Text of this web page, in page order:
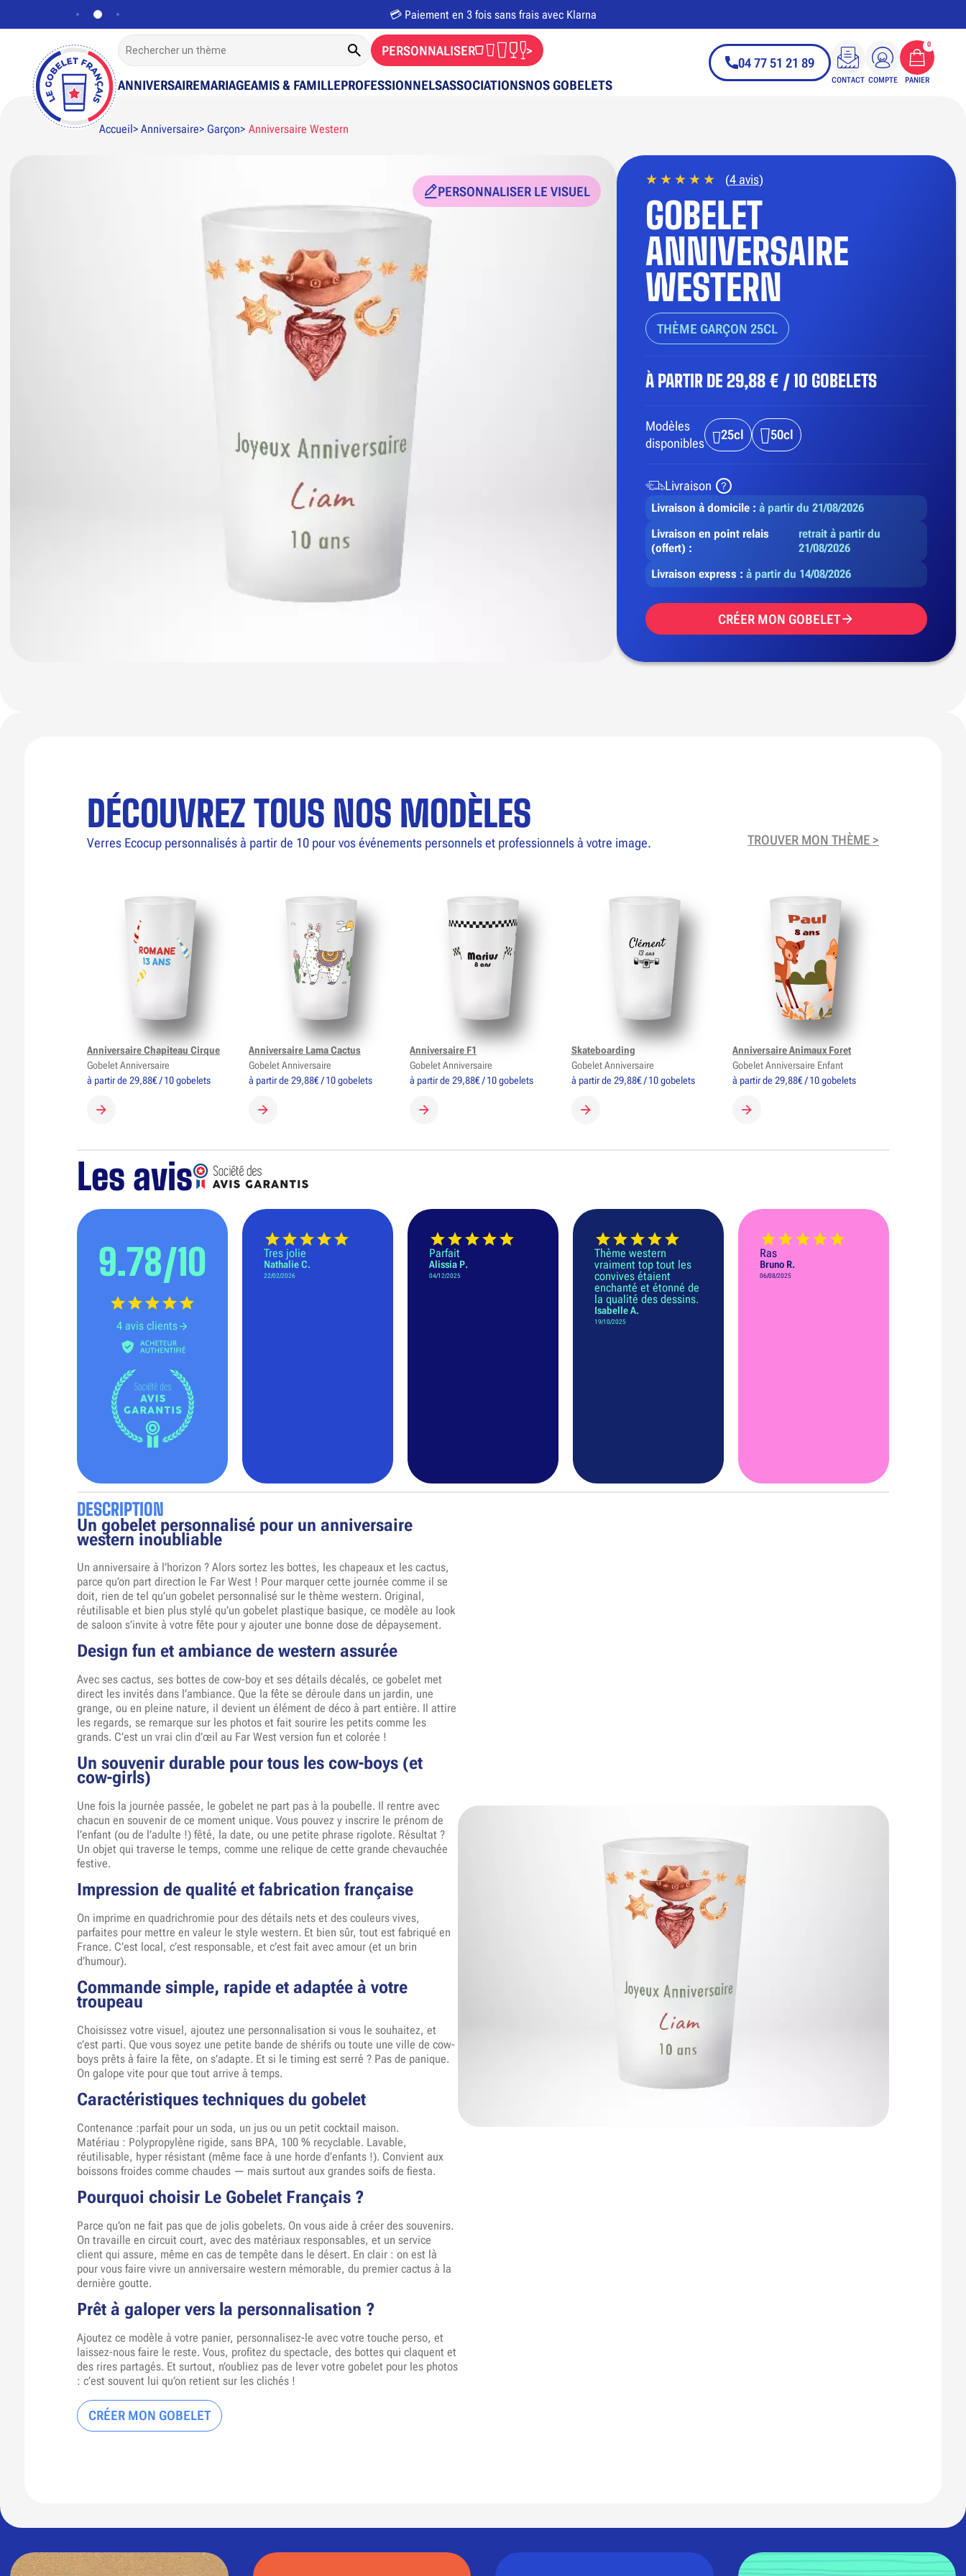
💳 Paiement en 3 fois sans frais avec Klarna
PERSONNALISER >
ANNIVERSAIREMARIAGEAMIS & FAMILLEPROFESSIONNELSASSOCIATIONSNOS GOBELETS
04 77 51 21 89
CONTACT COMPTE PANIER
0
Accueil Anniversaire Garçon Anniversaire Western
PERSONNALISER LE VISUEL
(4 avis)
GOBELET
ANNIVERSAIRE
WESTERN
THÈME GARÇON 25CL
À PARTIR DE 29,88 € / 10 GOBELETS
Modèles
disponibles
25cl 50cl
Livraison
Livraison à domicile : à partir du 21/08/2026
Livraison en point relais
(offert) :
retrait à partir du
21/08/2026
Livraison express : à partir du 14/08/2026
CRÉER MON GOBELET
DÉCOUVREZ TOUS NOS MODÈLES
Verres Ecocup personnalisés à partir de 10 pour vos événements personnels et professionnels à votre image. TROUVER MON THÈME >
à partir de 29,88€ / 10 gobelets
CRÉER MON GOBELET
Anniversaire Chapiteau Cirque
Gobelet Anniversaire
à partir de 29,88€ / 10 gobelets
CRÉER MON GOBELET
Anniversaire Lama Cactus
Gobelet Anniversaire
à partir de 29,88€ / 10 gobelets
CRÉER MON GOBELET
Anniversaire F1
Gobelet Anniversaire
à partir de 29,88€ / 10 gobelets
CRÉER MON GOBELET
Skateboarding
Gobelet Anniversaire
à partir de 29,88€ / 10 gobelets
CRÉER MON GOBELET
Anniversaire Animaux Foret
Gobelet Anniversaire Enfant
Les avis
9.78/10
4 avis clients
Tres jolie
Nathalie C.
22/02/2026
Parfait
Alissia P.
04/12/2025
Thème western
vraiment top tout les
convives étaient
enchanté et étonné de
la qualité des dessins.
Isabelle A.
19/10/2025
Ras
Bruno R.
06/08/2025
DESCRIPTION
Un gobelet personnalisé pour un anniversaire
western inoubliable
Un anniversaire à l’horizon ? Alors sortez les bottes, les chapeaux et les cactus,
parce qu’on part direction le Far West ! Pour marquer cette journée comme il se
doit, rien de tel qu’un gobelet personnalisé sur le thème western. Original,
réutilisable et bien plus stylé qu’un gobelet plastique basique, ce modèle au look
de saloon s’invite à votre fête pour y ajouter une bonne dose de dépaysement.
Design fun et ambiance de western assurée
Avec ses cactus, ses bottes de cow-boy et ses détails décalés, ce gobelet met
direct les invités dans l’ambiance. Que la fête se déroule dans un jardin, une
grange, ou en pleine nature, il devient un élément de déco à part entière. Il attire
les regards, se remarque sur les photos et fait sourire les petits comme les
grands. C’est un vrai clin d’œil au Far West version fun et colorée !
Un souvenir durable pour tous les cow-boys (et
cow-girls)
Une fois la journée passée, le gobelet ne part pas à la poubelle. Il rentre avec
chacun en souvenir de ce moment unique. Vous pouvez y inscrire le prénom de
l’enfant (ou de l’adulte !) fêté, la date, ou une petite phrase rigolote. Résultat ?
Un objet qui traverse le temps, comme une relique de cette grande chevauchée
festive.
Impression de qualité et fabrication française
On imprime en quadrichromie pour des détails nets et des couleurs vives,
parfaites pour mettre en valeur le style western. Et bien sûr, tout est fabriqué en
France. C’est local, c’est responsable, et c’est fait avec amour (et un brin
d’humour).
Commande simple, rapide et adaptée à votre
troupeau
Choisissez votre visuel, ajoutez une personnalisation si vous le souhaitez, et
c’est parti. Que vous soyez une petite bande de shérifs ou toute une ville de cow-
boys prêts à faire la fête, on s’adapte. Et si le timing est serré ? Pas de panique.
On galope vite pour que tout arrive à temps.
Caractéristiques techniques du gobelet
Contenance :parfait pour un soda, un jus ou un petit cocktail maison.
Matériau : Polypropylène rigide, sans BPA, 100 % recyclable. Lavable,
réutilisable, hyper résistant (même face à une horde d’enfants !). Convient aux
boissons froides comme chaudes — mais surtout aux grandes soifs de fiesta.
Pourquoi choisir Le Gobelet Français ?
Parce qu’on ne fait pas que de jolis gobelets. On vous aide à créer des souvenirs.
On travaille en circuit court, avec des matériaux responsables, et un service
client qui assure, même en cas de tempête dans le désert. En clair : on est là
pour vous faire vivre un anniversaire western mémorable, du premier cactus à la
dernière goutte.
Prêt à galoper vers la personnalisation ?
Ajoutez ce modèle à votre panier, personnalisez-le avec votre touche perso, et
laissez-nous faire le reste. Vous, profitez du spectacle, des bottes qui claquent et
des rires partagés. Et surtout, n’oubliez pas de lever votre gobelet pour les photos
: c’est souvent lui qu’on retient sur les clichés !
CRÉER MON GOBELET